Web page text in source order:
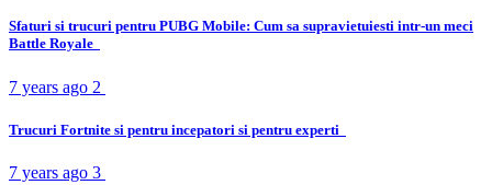
Sfaturi si trucuri pentru PUBG Mobile: Cum sa supravietuiesti intr-un meci
Battle Royale
7 years ago 2
Trucuri Fortnite si pentru incepatori si pentru experti
7 years ago 3